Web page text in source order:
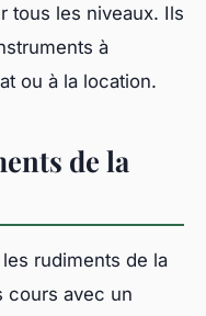
tous les niveaux. Ils
à
ou à la location.
de la
rudiments de la
cours avec un